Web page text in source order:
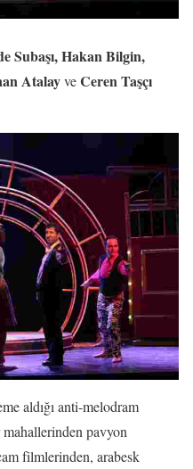
Subaşı, Hakan Bilgin,
AtalayveCeren Taşçı
aldığı anti-melodram
pavyon
filmlerinden, arabesk